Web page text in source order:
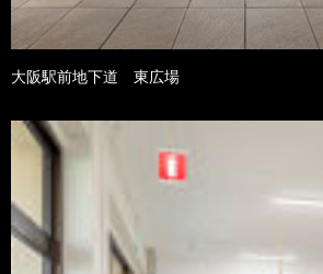
大阪駅前地下道 東広場